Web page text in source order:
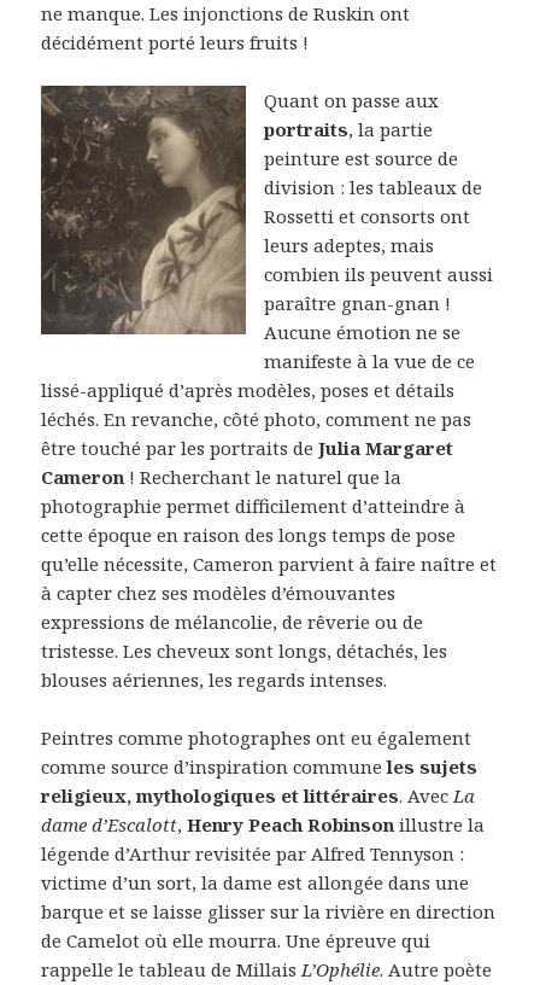
ne manque. Les injonctions de Ruskin ont
décidément porté leurs fruits !
Quant on passe aux
portraits, la partie
peinture est source de
division : les tableaux de
Rossetti et consorts ont
leurs adeptes, mais
combien ils peuvent aussi
paraître gnan-gnan !
Aucune émotion ne se
manifeste à la vue de ce
lissé-appliqué d’après modèles, poses et détails
léchés. En revanche, côté photo, comment ne pas
être touché par les portraits deJulia Margaret
Cameron ! Recherchant le naturel que la
photographie permet difficilement d’atteindre à
cette époque en raison des longs temps de pose
qu’elle nécessite, Cameron parvient à faire naître et
à capter chez ses modèles d’émouvantes
expressions de mélancolie, de rêverie ou de
tristesse. Les cheveux sont longs, détachés, les
blouses aériennes, les regards intenses.
Peintres comme photographes ont eu également
comme source d’inspiration communeles sujets
religieux, mythologiques et littéraires. AvecLa
dame d’Escalott,Henry Peach Robinson illustre la
légende d’Arthur revisitée par Alfred Tennyson :
victime d’un sort, la dame est allongée dans une
barque et se laisse glisser sur la rivière en direction
de Camelot où elle mourra. Une épreuve qui
rappelle le tableau de MillaisL’Ophélie. Autre poète